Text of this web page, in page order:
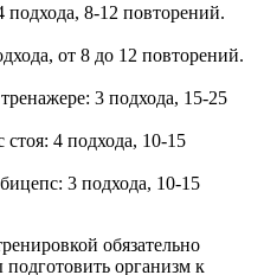
8-12 повторений.
от 8 до 12 повторений.
3 подхода, 15-25
4 подхода, 10-15
3 подхода, 10-15
обязательно
организм к